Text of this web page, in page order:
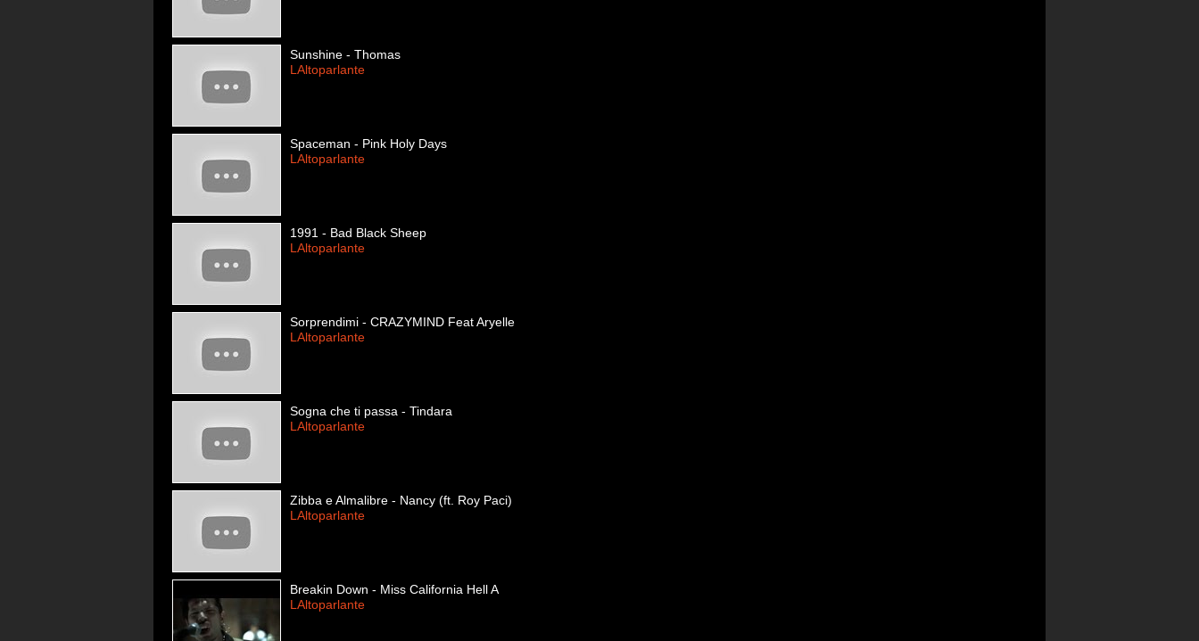
Sunshine - Thomas
LAltoparlante
Spaceman - Pink Holy Days
LAltoparlante
1991 - Bad Black Sheep
LAltoparlante
Sorprendimi - CRAZYMIND Feat Aryelle
LAltoparlante
Sogna che ti passa - Tindara
LAltoparlante
Zibba e Almalibre - Nancy (ft. Roy Paci)
LAltoparlante
Breakin Down - Miss California Hell A
LAltoparlante